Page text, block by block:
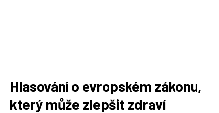
Hlasování o evropském zákonu,
který může zlepšit zdraví